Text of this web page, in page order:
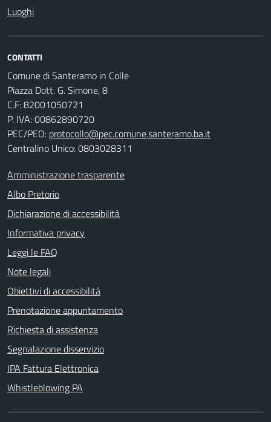
Luoghi
CONTATTI
Comune di Santeramo in Colle
Piazza Dott. G. Simone, 8
C.F:82001050721
P. IVA:00862890720
PEC/PEO: protocollo@pec.comune.santeramo.ba.it
Centralino Unico: 0803028311
Amministrazione trasparente
Albo Pretorio
Dichiarazione di accessibilità
Informativa privacy
Leggi le FAQ
Note legali
Obiettivi di accessibilità
Prenotazione appuntamento
Richiesta di assistenza
Segnalazione disservizio
IPA Fattura Elettronica
Whistleblowing PA